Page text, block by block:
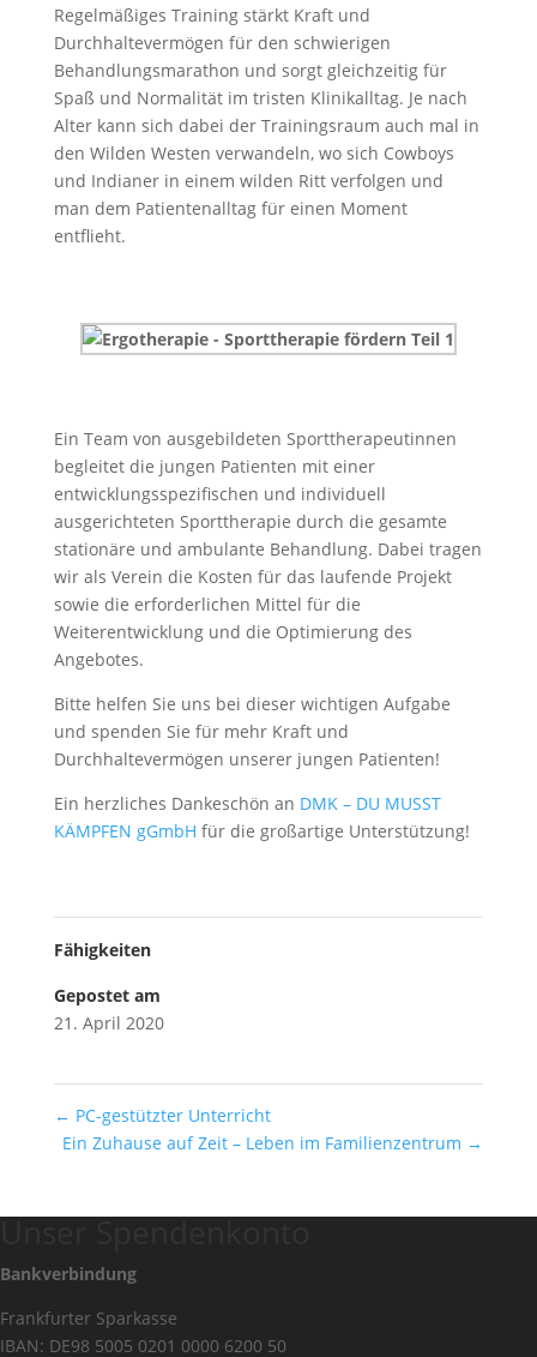
Regelmäßiges Training stärkt Kraft und
Durchhaltevermögen für den schwierigen
Behandlungsmarathon und sorgt gleichzeitig für
Spaß und Normalität im tristen Klinikalltag. Je nach
Alter kann sich dabei der Trainingsraum auch mal in
den Wilden Westen verwandeln, wo sich Cowboys
und Indianer in einem wilden Ritt verfolgen und
man dem Patientenalltag für einen Moment
entflieht.
Ein Team von ausgebildeten Sporttherapeutinnen
begleitet die jungen Patienten mit einer
entwicklungsspezifischen und individuell
ausgerichteten Sporttherapie durch die gesamte
stationäre und ambulante Behandlung. Dabei tragen
wir als Verein die Kosten für das laufende Projekt
sowie die erforderlichen Mittel für die
Weiterentwicklung und die Optimierung des
Angebotes.
Bitte helfen Sie uns bei dieser wichtigen Aufgabe
und spenden Sie für mehr Kraft und
Durchhaltevermögen unserer jungen Patienten!
Ein herzliches Dankeschön an DMK – DU MUSST
KÄMPFEN gGmbH für die großartige Unterstützung!
Fähigkeiten
Gepostet am
21. April 2020
← PC-gestützter Unterricht
Ein Zuhause auf Zeit – Leben im Familienzentrum →
Bankverbindung
Frankfurter Sparkasse
IBAN: DE98 5005 0201 0000 6200 50